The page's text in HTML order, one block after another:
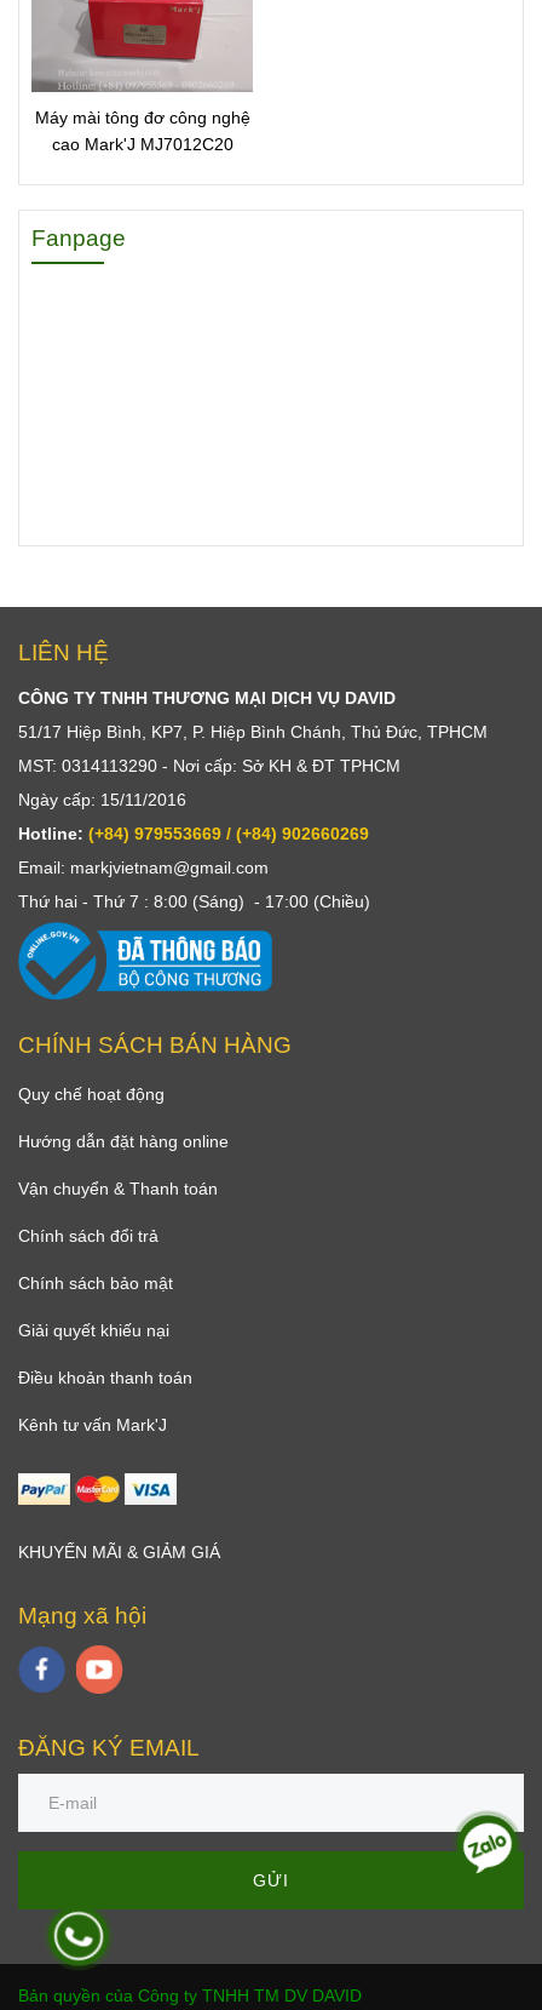
Máy mài tông đơ công nghệ
cao Mark'J MJ7012C20
Fanpage
LIÊN HỆ
CÔNG TY TNHH THƯƠNG MẠI DỊCH VỤ DAVID
51/17 Hiệp Bình, KP7, P. Hiệp Bình Chánh, Thủ Đức, TPHCM
MST: 0314113290 - Nơi cấp: Sở KH & ĐT TPHCM
Ngày cấp: 15/11/2016
Hotline: (+84) 979553669 / (+84) 902660269
Email: markjvietnam@gmail.com
Thứ hai - Thứ 7 : 8:00 (Sáng) - 17:00 (Chiều)
CHÍNH SÁCH BÁN HÀNG
Quy chế hoạt động
Hướng dẫn đặt hàng online
Vận chuyển & Thanh toán
Chính sách đổi trả
Chính sách bảo mật
Giải quyết khiếu nại
Điều khoản thanh toán
Kênh tư vấn Mark'J
KHUYẾN MÃI & GIẢM GIÁ
Mạng xã hội
ĐĂNG KÝ EMAIL
GỬI
Bản quyền của Công ty TNHH TM DV DAVID